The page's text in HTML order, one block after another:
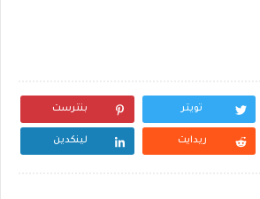
تويتر بنترست
ريدايت لينكدين